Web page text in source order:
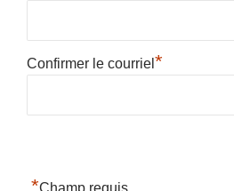
Confirmer le courriel *
*